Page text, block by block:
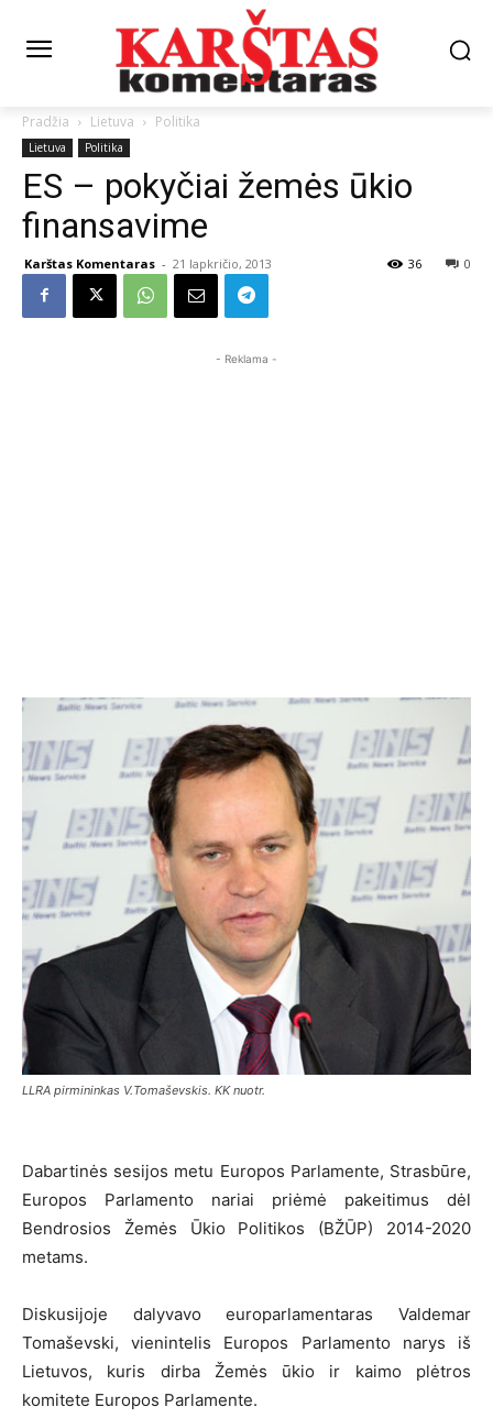
Pradžia Lietuva Politika
Lietuva Politika
ES – pokyčiai žemės ūkio
finansavime
Karštas Komentaras - 21 lapkričio, 2013 0
36
- Reklama -
LLRA pirmininkas V.Tomaševskis. KK nuotr.
Dabartinės sesijos metu Europos Parlamente, Strasbūre,
Europos Parlamento nariai priėmė pakeitimus dėl
Bendrosios Žemės Ūkio Politikos (BŽŪP) 2014-2020
metams.
Diskusijoje dalyvavo europarlamentaras Valdemar
Tomaševski, vienintelis Europos Parlamento narys iš
Lietuvos, kuris dirba Žemės ūkio ir kaimo plėtros
komitete Europos Parlamente.